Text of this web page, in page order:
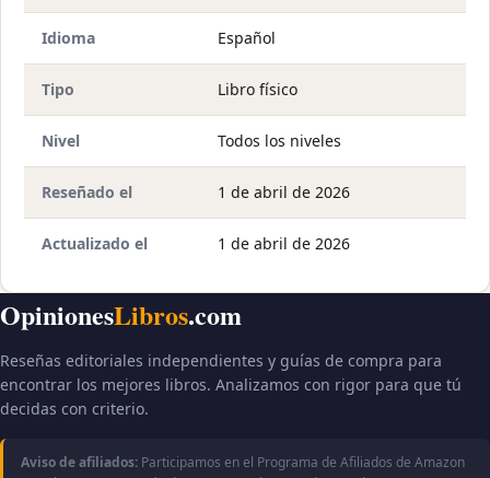
Idioma Español
Tipo Libro físico
Nivel Todos los niveles
Reseñado el 1 de abril de 2026
Actualizado el 1 de abril de 2026
OpinionesLibros.com
Reseñas editoriales independientes y guías de compra para
encontrar los mejores libros. Analizamos con rigor para que tú
decidas con criterio.
Aviso de afiliados: Participamos en el Programa de Afiliados de Amazon